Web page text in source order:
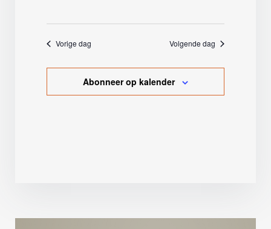
Vorige dag Volgende dag
Abonneer op kalender